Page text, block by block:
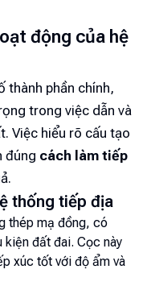
động của hệ
thành phần chính,
trong việc dẫn và
Việc hiểu rõ cấu tạo
đúng cách làm tiếp
thống tiếp địa
thép mạ đồng, có
kiện đất đai. Cọc này
xúc tốt với độ ẩm và